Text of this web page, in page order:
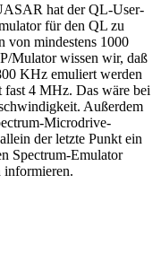
hat der QL-User-
für den QL zu
von mindestens 1000
Mulator wissen wir, daß
KHz emuliert werden
4 MHz. Das wäre bei
Außerdem
Microdrive-
der letzte Punkt ein
Spectrum-Emulator
informieren.